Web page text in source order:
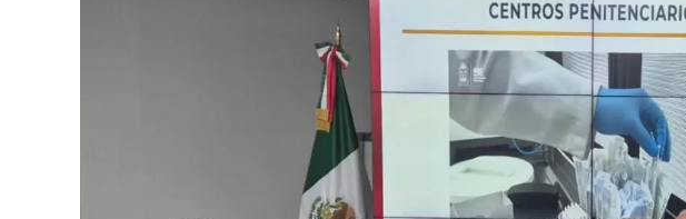
La coordinación tecnológica del C5 y el despliegue operativo
105 vehículosrelacionados con reportes de
delictivos. Además, se realizaron
24 mil 622 revisiones
vehiculares, reforzando la vigilancia en zonas estratégicas y